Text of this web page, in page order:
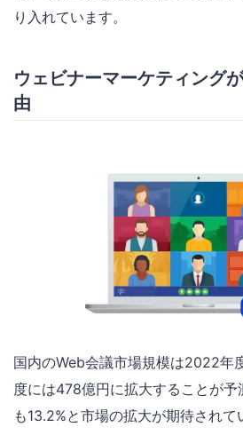
り入れています。
ウェビナーマーケティング
由
国内のWeb会議市場規模は2022
度には478億円に拡大することが
も13.2%と市場の拡大が期待されて